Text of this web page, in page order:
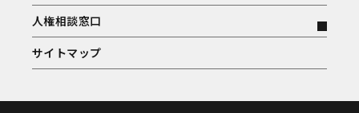
人権相談窓口
サイトマップ